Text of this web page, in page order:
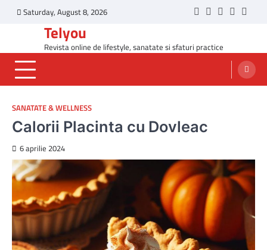
Saturday, August 8, 2026 Twitter
Facebook
LinkedIn
Telyou
Revista online de lifestyle, sanatate si sfaturi practice
SANATATE & WELLNESS
Calorii Placinta cu Dovleac
6 aprilie 2024